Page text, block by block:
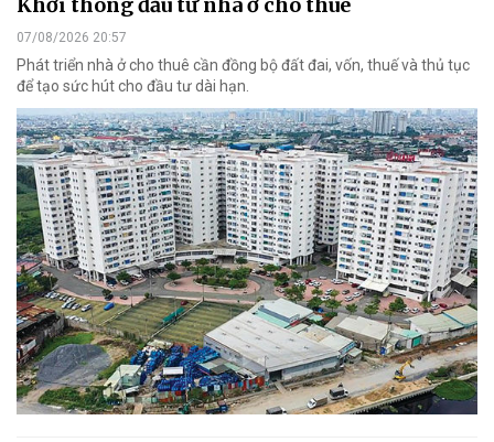
07/08/2026 20:57
Phát triển nhà ở cho thuê cần đồng bộ đất đai, vốn, thuế và thủ tục
để tạo sức hút cho đầu tư dài hạn.